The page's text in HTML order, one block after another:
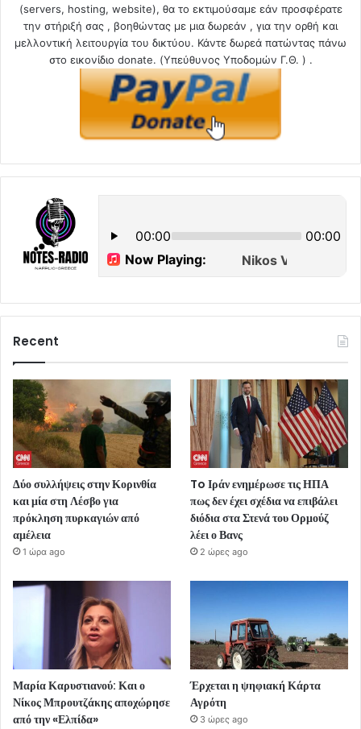
(servers, hosting, website), θα το εκτιμούσαμε εάν προσφέρατε
την στήριξή σας , βοηθώντας με μια δωρεάν , για την ορθή και
μελλοντική λειτουργία του δικτύου. Κάντε δωρεά πατώντας πάνω
στο εικονίδιο donate. (Υπεύθυνος Υποδομών Γ.Θ. ) .
Recent
Δύο συλλήψεις στην Κορινθία
και μία στη Λέσβο για
πρόκληση πυρκαγιών από
αμέλεια
1 ώρα ago
To Ιράν ενημέρωσε τις ΗΠΑ
πως δεν έχει σχέδια να επιβάλει
διόδια στα Στενά του Ορμούζ
λέει ο Βανς
2 ώρες ago
Μαρία Καρυστιανού: Και ο
Νίκος Μπρουτζάκης αποχώρησε
από την «Ελπίδα»
Έρχεται η ψηφιακή Κάρτα
Αγρότη
3 ώρες ago